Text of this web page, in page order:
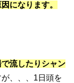
になります。
流したりシャン
、、、1日頭を